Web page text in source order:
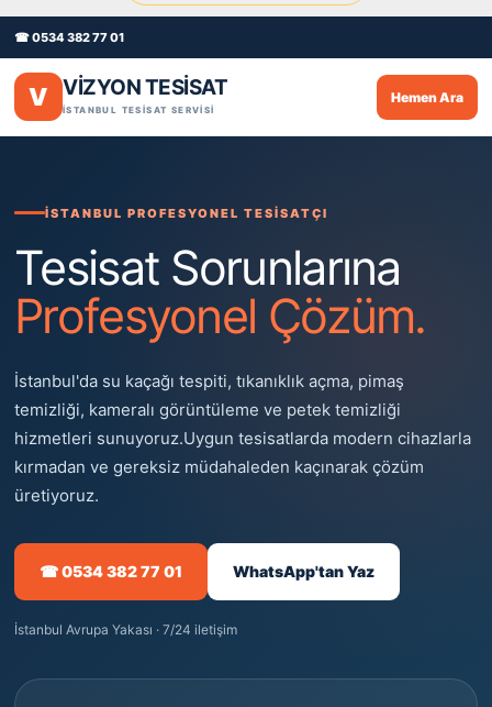
☎ 0534 382 77 01
V VİZYON TESİSAT
İSTANBUL TESİSAT SERVİSİ
Hemen Ara
İSTANBUL PROFESYONEL TESİSATÇI
Tesisat Sorunlarına
Profesyonel Çözüm.
İstanbul'da su kaçağı tespiti, tıkanıklık açma, pimaş
temizliği, kameralı görüntüleme ve petek temizliği
hizmetleri sunuyoruz.Uygun tesisatlarda modern cihazlarla
kırmadan ve gereksiz müdahaleden kaçınarak çözüm
üretiyoruz.
☎ 0534 382 77 01 WhatsApp'tan Yaz
İstanbul Avrupa Yakası · 7/24 iletişim